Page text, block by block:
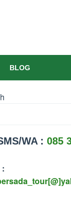
BLOG
WA : 085